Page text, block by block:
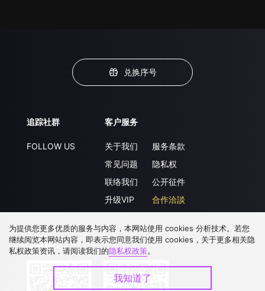
兑换序号
追踪社群
FOLLOW US
客户服务
关于我们
常见问题
联络我们
升级VIP
服务条款
隐私权
公开征件
合作洽談
下载 APP
为提供您更多优质的服务与内容，本网站使用 cookies 分析技术。若您
继续阅览本网站内容，即表示您同意我们使用 cookies，关于更多相关隐
私权政策资讯，请阅读我们的隐私权政策。
我知道了